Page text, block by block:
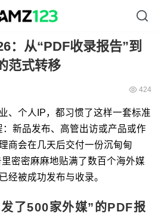
：从“PDF收录报告”到
范式转移
424
、个人IP，都习惯了这样一套标准
新品发布、高管出访或产品或作
商会在几天后交付一份沉甸甸
密密麻麻地贴满了数百个海外媒
经被成功发布与收录。
了500家外媒”的PDF报